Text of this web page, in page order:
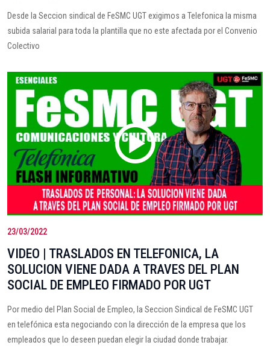
Desde la Seccion sindical de FeSMC UGT exigimos a Telefonica la misma
subida salarial para toda la plantilla que no este afectada por el Convenio
Colectivo
23/03/2022
VIDEO | TRASLADOS EN TELEFONICA, LA
SOLUCION VIENE DADA A TRAVES DEL PLAN
SOCIAL DE EMPLEO FIRMADO POR UGT
Por medio del Plan Social de Empleo, la Seccion Sindical de FeSMC UGT
en telefónica esta negociando con la dirección de la empresa que los
empleados que lo deseen puedan elegir la ciudad donde trabajar.